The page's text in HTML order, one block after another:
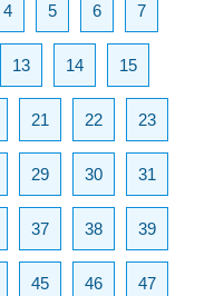
4 5 6 7
13 14 15
21 22 23
29 30 31
37 38 39
45 46 47